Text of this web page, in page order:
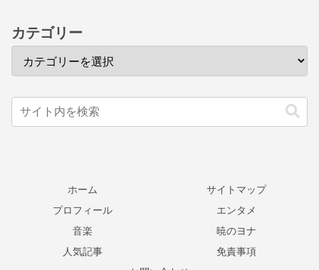
カテゴリー
ホーム
サイトマップ
プロフィール
エンタメ
音楽
暁のヨナ
人気記事
免責事項